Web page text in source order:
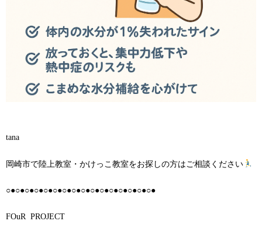
tana
岡崎市で陸上教室・かけっこ教室をお探しの方はご相談ください
○●○●○●○●○●○●○●○●○●○●○●○●○●○●○●○●
FOuR PROJECT